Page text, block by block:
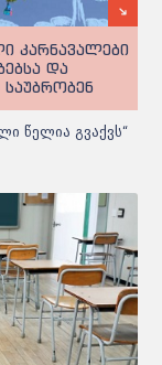
კარნავალები
და
წელია გვაქვს“